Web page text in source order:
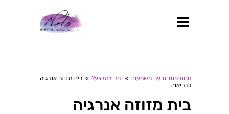
חנות מתנות עם משמעות » מה במבצע? » בית מזוזה אנרגיה
לבריאות
בית מזוזה אנרגיה